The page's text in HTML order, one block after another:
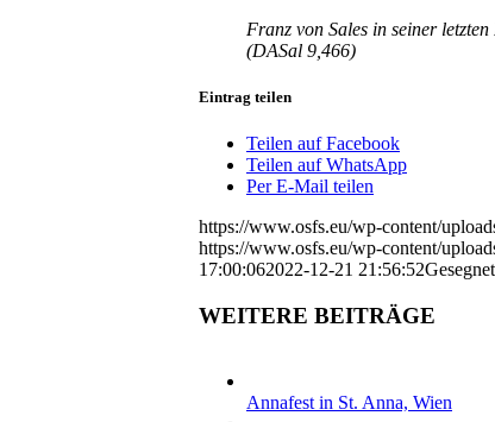
Franz von Sales in seiner
(DASal 9,466)
Eintrag teilen
Teilen auf Facebook
Teilen auf WhatsApp
Per E-Mail teilen
https://www.osfs.eu/wp-content/
https://www.osfs.eu/wp-content/
17:00:062022-12-21 21:56:52
WEITERE BEITRÄGE
Annafest in St. Anna, Wien